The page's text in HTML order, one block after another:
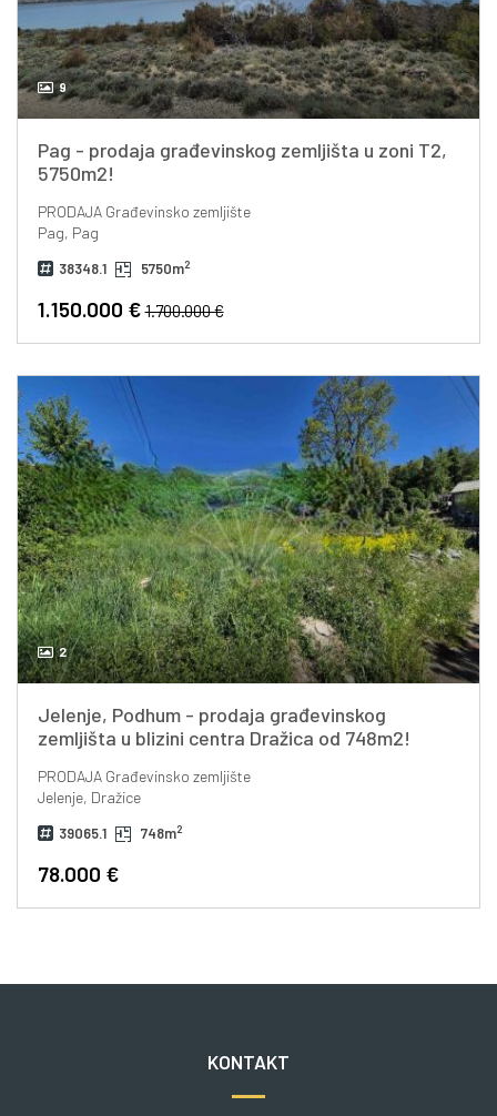
9
Pag - prodaja građevinskog zemljišta u zoni T2,
5750m2!
PRODAJAGrađevinsko zemljište
Pag, Pag
38348.1 5750m2
1.150.000 €1.700.000 €
2
Jelenje, Podhum - prodaja građevinskog
zemljišta u blizini centra Dražica od 748m2!
PRODAJAGrađevinsko zemljište
Jelenje, Dražice
39065.1 748m2
78.000 €
KONTAKT